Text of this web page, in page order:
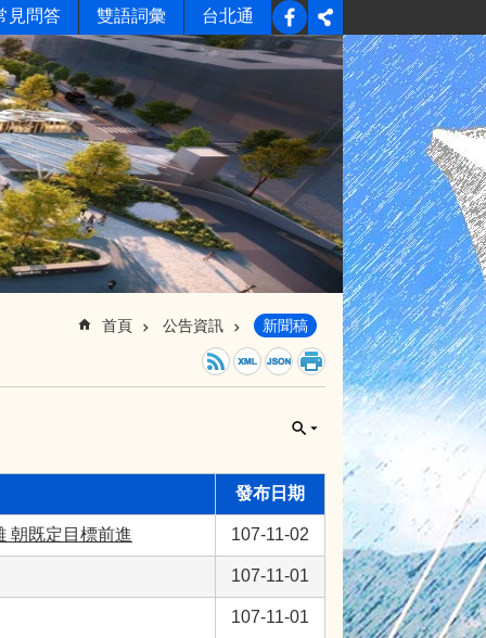
見問答 雙語詞彙 台北通
首頁 公告資訊 新聞稿
發布日期
朝既定目標前進 107-11-02
107-11-01
107-11-01